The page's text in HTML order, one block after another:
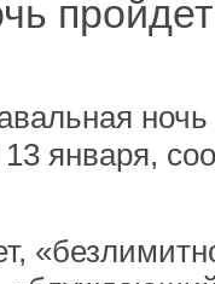
ночь
января,